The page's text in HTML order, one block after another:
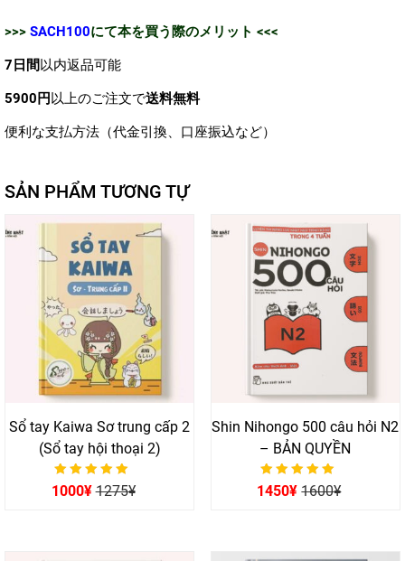
>>> SACH100にて本を買う際のメリット <<<
7日間以内返品可能
5900円以上のご注文で送料無料
便利な支払方法（代金引換、口座振込など）
SẢN PHẨM TƯƠNG TỰ
Sổ tay Kaiwa Sơ trung cấp 2
(Sổ tay hội thoại 2)
Được xếp hạng
0
1000¥ 1275¥
Shin Nihongo 500 câu hỏi N2
– BẢN QUYỀN
Được xếp hạng
0
1450¥ 1600¥